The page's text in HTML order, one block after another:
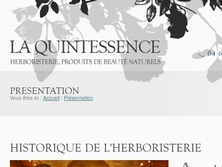
Vous êtes ici : Accueil / Présentation